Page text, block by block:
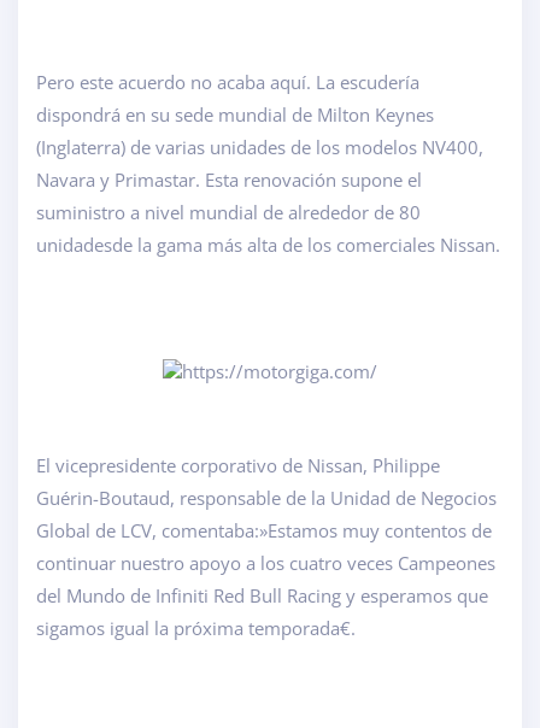
Pero este acuerdo no acaba aquí. La escudería
dispondrá en su sede mundial de Milton Keynes
(Inglaterra) de varias unidades de los modelos NV400,
Navara y Primastar. Esta renovación supone el
suministro a nivel mundial de alrededor de 80
unidadesde la gama más alta de los comerciales Nissan.
El vicepresidente corporativo de Nissan, Philippe
Guérin-Boutaud, responsable de la Unidad de Negocios
Global de LCV, comentaba:»Estamos muy contentos de
continuar nuestro apoyo a los cuatro veces Campeones
del Mundo de Infiniti Red Bull Racing y esperamos que
sigamos igual la próxima temporada€.